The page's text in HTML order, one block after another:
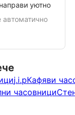
уютно
j.i.pКафяви
часовници